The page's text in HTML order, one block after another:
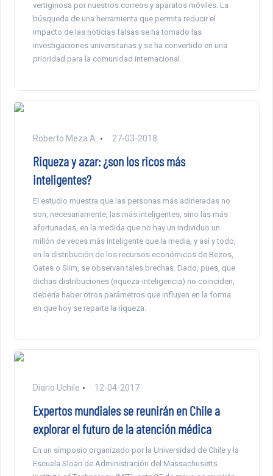
vertiginosa por nuestros correos y aparatos móviles. La
búsqueda de una herramienta que permita reducir el
impacto de las noticias falsas se ha tomado las
investigaciones universitarias y se ha convertido en una
prioridad para la comunidad internacional.
Roberto Meza A. 27-03-2018
Riqueza y azar: ¿son los ricos más
inteligentes?
El estudio muestra que las personas más adineradas no
son, necesariamente, las más inteligentes, sino las más
afortunadas, en la medida que no hay un individuo un
millón de veces más inteligente que la media, y así y todo,
en la distribución de los recursos económicos de Bezos,
Gates o Slim, se observan tales brechas. Dado, pues, que
dichas distribuciones (riqueza-inteligencia) no coinciden,
debería haber otros parámetros que influyen en la forma
en que hoy se reparte la riqueza.
Diario Uchile 12-04-2017
Expertos mundiales se reunirán en Chile a
explorar el futuro de la atención médica
En un simposio organizado por la Universidad de Chile y la
Escuela Sloan de Administración del Massachusetts